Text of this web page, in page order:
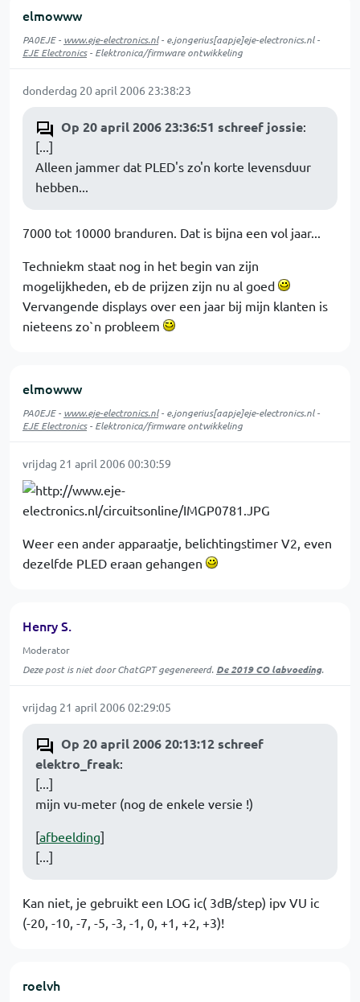
elmowww
PA0EJE - www.eje-electronics.nl- e.jongerius[aapje]eje-electronics.nl -
EJE Electronics- Elektronica/firmware ontwikkeling
donderdag 20 april 2006 23:38:23
Op 20 april 2006 23:36:51 schreef jossie:
[...]
Alleen jammer dat PLED's zo'n korte levensduur
hebben...
7000 tot 10000 branduren. Dat is bijna een vol jaar...
Techniekm staat nog in het begin van zijn
mogelijkheden, eb de prijzen zijn nu al goed
Vervangende displays over een jaar bij mijn klanten is
nieteens zo`n probleem
elmowww
PA0EJE - www.eje-electronics.nl- e.jongerius[aapje]eje-electronics.nl -
EJE Electronics- Elektronica/firmware ontwikkeling
vrijdag 21 april 2006 00:30:59
Weer een ander apparaatje, belichtingstimer V2, even
dezelfde PLED eraan gehangen
Henry S.
Moderator
Deze post is niet door ChatGPT gegenereerd. De 2019 CO labvoeding.
vrijdag 21 april 2006 02:29:05
Op 20 april 2006 20:13:12 schreef
elektro_freak:
[...]
mijn vu-meter (nog de enkele versie !)
[afbeelding]
[...]
Kan niet, je gebruikt een LOG ic( 3dB/step) ipv VU ic
(-20, -10, -7, -5, -3, -1, 0, +1, +2, +3)!
roelvh